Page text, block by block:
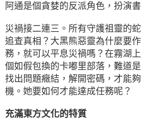
阿通是個貪婪的反派角色，扮演
災禍接二連三。所有守護祖靈的
追查真相？大黑熊惡靈為什麼要
務，就可以平息災禍嗎？在霧湖
個如假包換的卡嘟里部落，難道
找出問題癥結，解開密碼，才能
機。她要如何才能達成任務呢？
充滿東方文化的特質